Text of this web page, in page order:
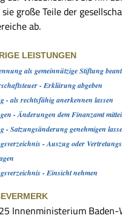
große Teile der
ab.
LEISTUNGEN
als gemeinnützige Stiftung
- Erklärung abgeben
- als rechtsfähig anerkennen lassen
- Änderungen dem Finanzamt
- Satzungsänderung genehmigen
- Auszug oder
- Einsicht nehmen
Innenministerium